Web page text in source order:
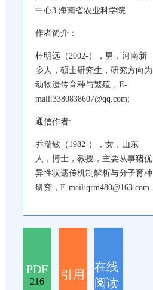
中心3.海南省农业科学院
作者简介：
杜明远（2002-），男，河南新
乡人，硕士研究生，研究方向为
动物遗传育种与繁殖，E-
mail:3380838607@qq.com;
通信作者:
乔瑞敏（1982-），女，山东
人，博士，教授，主要从事猪优
异性状遗传机制解析与分子育种
研究，E-mail:qrm480@163.com
PDF
216
引用
在线
阅读